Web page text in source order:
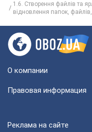
1.6. Створення файлів та
відновлення папок, файлів,
О компании
Правовая информация
Реклама на сайте